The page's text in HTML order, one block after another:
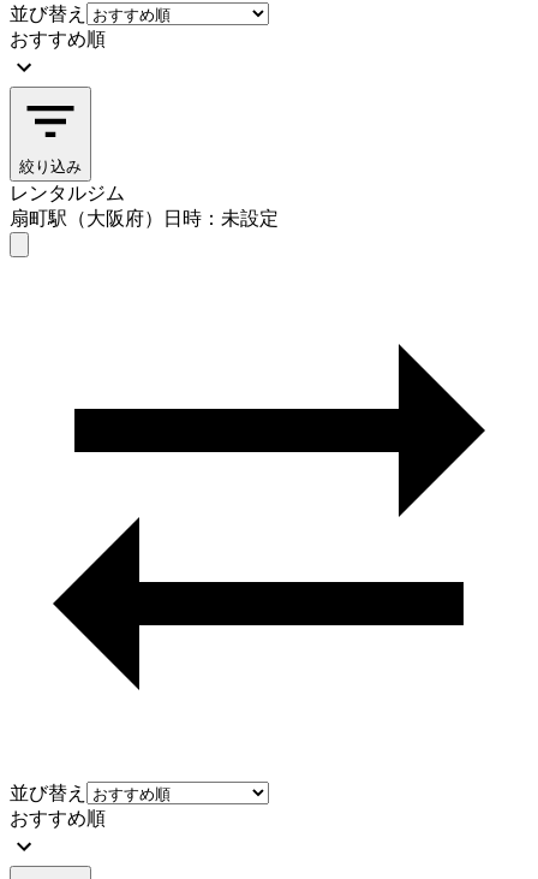
並び替え
おすすめ順
絞り込み
レンタルジム
扇町駅（大阪府）
日時：未設定
並び替え
おすすめ順